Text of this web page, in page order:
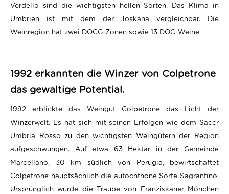
Verdello sind die wichtigsten hellen Sorten. Das Klima in
Umbrien ist mit dem der Toskana vergleichbar. Die
Weinregion hat zwei DOCG-Zonen sowie 13 DOC-Weine.
1992 erkannten die Winzer von Colpetrone
das gewaltige Potential.
1992 erblickte das Weingut Colpetrone das Licht der
Winzerwelt. Es hat sich mit seinen Erfolgen wie dem Saccr
Umbria Rosso zu den wichtigsten Weingütern der Region
aufgeschwungen. Auf etwa 63 Hektar in der Gemeinde
Marcellano, 30 km südlich von Perugia, bewirtschaftet
Colpetrone hauptsächlich die autochthone Sorte Sagrantino.
Ursprünglich wurde die Traube von Franziskaner Mönchen